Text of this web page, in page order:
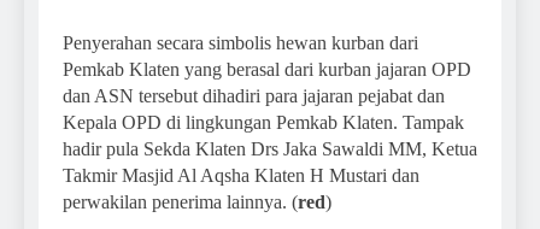
Penyerahan secara simbolis hewan kurban dari
Pemkab Klaten yang berasal dari kurban jajaran OPD
dan ASN tersebut dihadiri para jajaran pejabat dan
Kepala OPD di lingkungan Pemkab Klaten. Tampak
hadir pula Sekda Klaten Drs Jaka Sawaldi MM, Ketua
Takmir Masjid Al Aqsha Klaten H Mustari dan
perwakilan penerima lainnya. (red)